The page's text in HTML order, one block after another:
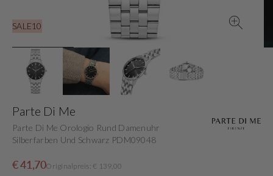
SALE10
Parte Di Me
Parte Di Me Orologio Rund Damenuhr
Silberfarben Und Schwarz PDM09048
Verkaufspreis
€ 41,70
NormalerOriginalpreis: € 139,00